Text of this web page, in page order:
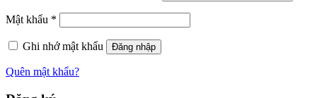
Mật khẩu *
Ghi nhớ mật khẩu Đăng nhập
Quên mật khẩu?